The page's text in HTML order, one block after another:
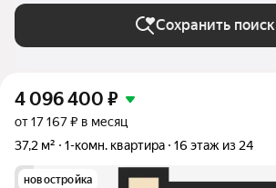
Сохранить поиск
4 096 400 ₽
от 17 167 ₽ в месяц
37,2 м²
1-комн. квартира 16 этаж из 24
новостройка